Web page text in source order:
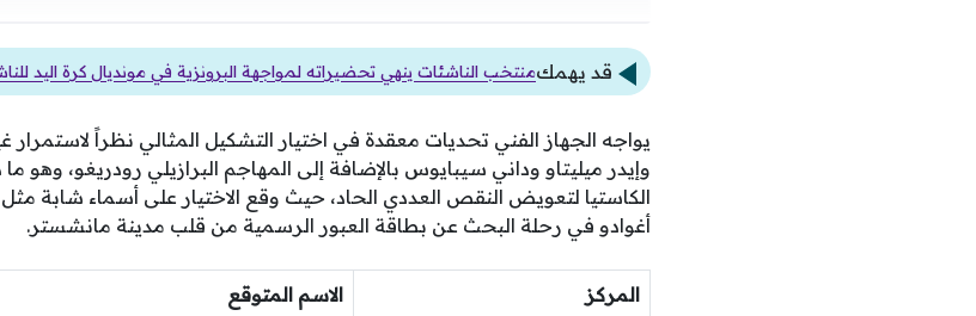
قد يهمكمنتخب الناشئات ينهي تحضيراته لمواجهة البرونزية في مونديال كرة اليد
يواجه الجهاز الفني تحديات معقدة في اختيار التشكيل المثالي نظراً لاستمرار
وإيدر ميليتاو وداني سيبايوس بالإضافة إلى المهاجم البرازيلي رودريغو، وهو
الكاستيا لتعويض النقص العددي الحاد، حيث وقع الاختيار على أسماء شابة
أغوادو في رحلة البحث عن بطاقة العبور الرسمية من قلب مدينة مانشستر.
المركز الاسم المتوقع